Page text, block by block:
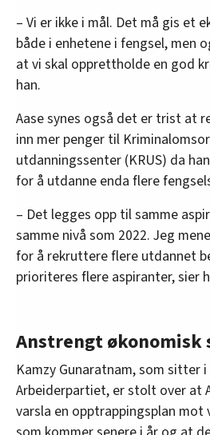
– Vi er ikke i mål. Det må gis et
både i enhetene i fengsel, men
at vi skal opprettholde en god
han.
Aase synes også det er trist at
inn mer penger til
utdanningssenter (KRUS) da
for å utdanne enda flere
– Det legges opp til samme
samme nivå som 2022. Jeg
for å rekruttere flere utdannet
prioriteres flere aspiranter, sier
Anstrengt økonomisk
Kamzy Gunaratnam, som sitter
Arbeiderpartiet, er stolt over at
varsla en opptrappingsplan